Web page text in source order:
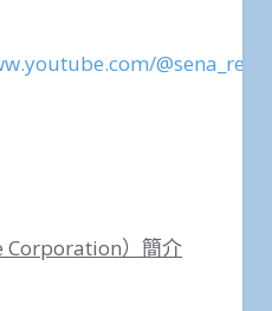
Corporation）簡介